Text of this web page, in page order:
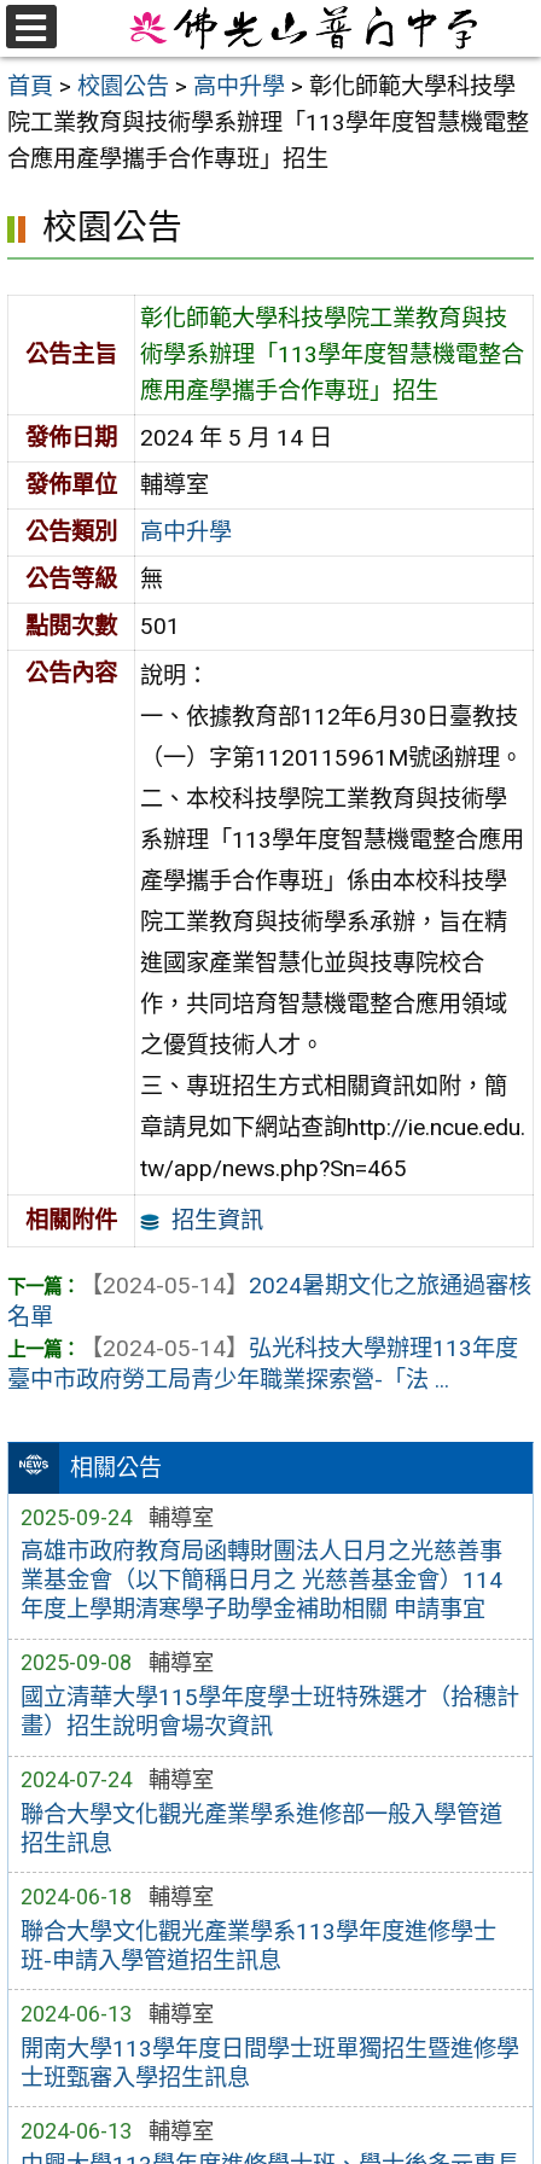
跳
至
主
要
內
首頁 > 校園公告 > 高中升學 > 彰化師範大學科技學
院工業教育與技術學系辦理「113學年度智慧機電整
合應用產學攜手合作專班」招生
相關公告
2025-09-24 輔導室
高雄市政府教育局函轉財團法人日月之光慈善事
業基金會（以下簡稱日月之 光慈善基金會）114
年度上學期清寒學子助學金補助相關 申請事宜
2025-09-08 輔導室
國立清華大學115學年度學士班特殊選才（拾穗計
畫）招生說明會場次資訊
2024-07-24 輔導室
聯合大學文化觀光產業學系進修部一般入學管道
招生訊息
2024-06-18 輔導室
聯合大學文化觀光產業學系113學年度進修學士
班-申請入學管道招生訊息
2024-06-13 輔導室
開南大學113學年度日間學士班單獨招生暨進修學
士班甄審入學招生訊息
2024-06-13 輔導室
校園公告
公告主旨
彰化師範大學科技學院工業教育與技
術學系辦理「113學年度智慧機電整合
應用產學攜手合作專班」招生
發佈日期
2024 年 5 月 14 日
發佈單位
輔導室
公告類別
高中升學
公告等級
無
點閱次數
501
公告內容
說明：
一、依據教育部112年6月30日臺教技
（一）字第1120115961M號函辦理。
二、本校科技學院工業教育與技術學
系辦理「113學年度智慧機電整合應用
產學攜手合作專班」係由本校科技學
院工業教育與技術學系承辦，旨在精
進國家產業智慧化並與技專院校合
作，共同培育智慧機電整合應用領域
之優質技術人才。
三、專班招生方式相關資訊如附，簡
章請見如下網站查詢http://ie.ncue.edu.
tw/app/news.php?Sn=465
相關附件
招生資訊
【2024-05-14】 2024暑期文化之旅通過審核
名單
【2024-05-14】 弘光科技大學辦理113年度
臺中市政府勞工局青少年職業探索營-「法 ...
選
單